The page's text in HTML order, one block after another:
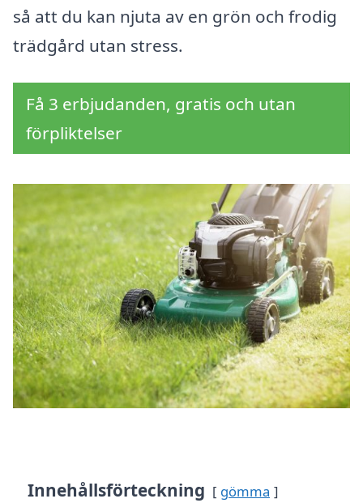
så att du kan njuta av en grön och frodig
trädgård utan stress.
Få 3 erbjudanden, gratis och utan
förpliktelser
Innehållsförteckning gömma